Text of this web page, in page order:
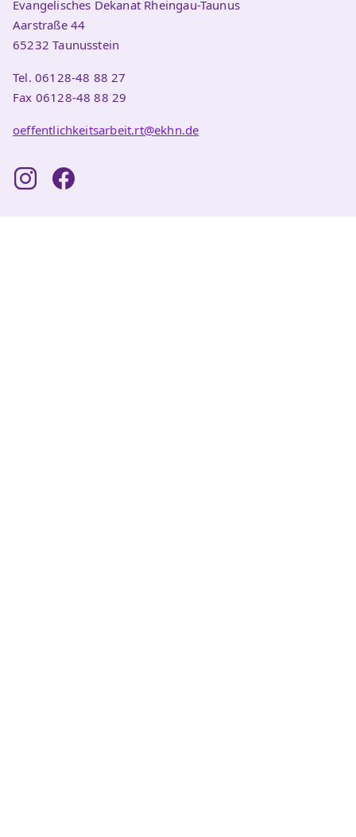
Evangelisches Dekanat Rheingau-Taunus
Aarstraße 44
65232 Taunusstein
Tel. 06128-48 88 27
Fax 06128-48 88 29
oeffentlichkeitsarbeit.rt@ekhn.de